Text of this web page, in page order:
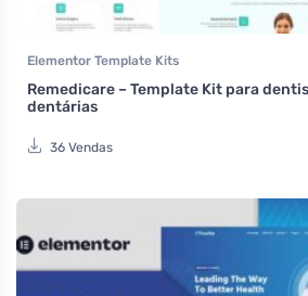
Elementor Template Kits
Remedicare – Template Kit para
dentárias
36 Vendas